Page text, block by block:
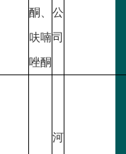
酮、
呋喃
唑酮
公
司
河